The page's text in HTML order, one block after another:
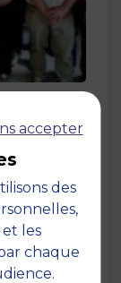
: un
MBS
aux
accepter
des
les
chaque